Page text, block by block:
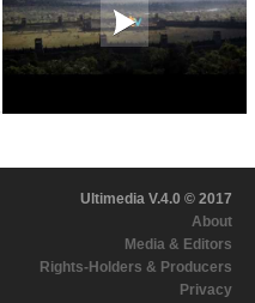
Ultimedia V.4.0 © 2017
About
Media & Editors
Rights-Holders & Producers
Privacy